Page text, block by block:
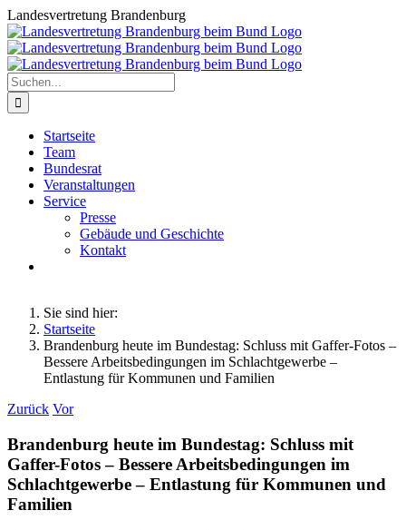
Zum
Inhalt
springen
Landesvertretung Brandenburg
Suche
nach:
Startseite
Team
Bundesrat
Veranstaltungen
Service
Presse
Gebäude und Geschichte
Kontakt
Sie sind hier:
Startseite
Brandenburg heute im Bundestag: Schluss mit Gaffer-Fotos –
Bessere Arbeitsbedingungen im Schlachtgewerbe –
Entlastung für Kommunen und Familien
Zurück Vor
Brandenburg heute im Bundestag: Schluss mit
Gaffer-Fotos – Bessere Arbeitsbedingungen im
Schlachtgewerbe – Entlastung für Kommunen und
Familien